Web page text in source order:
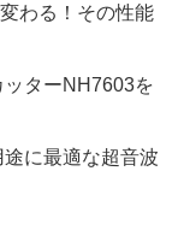
わる！その性能
ターNH7603を
に最適な超音波